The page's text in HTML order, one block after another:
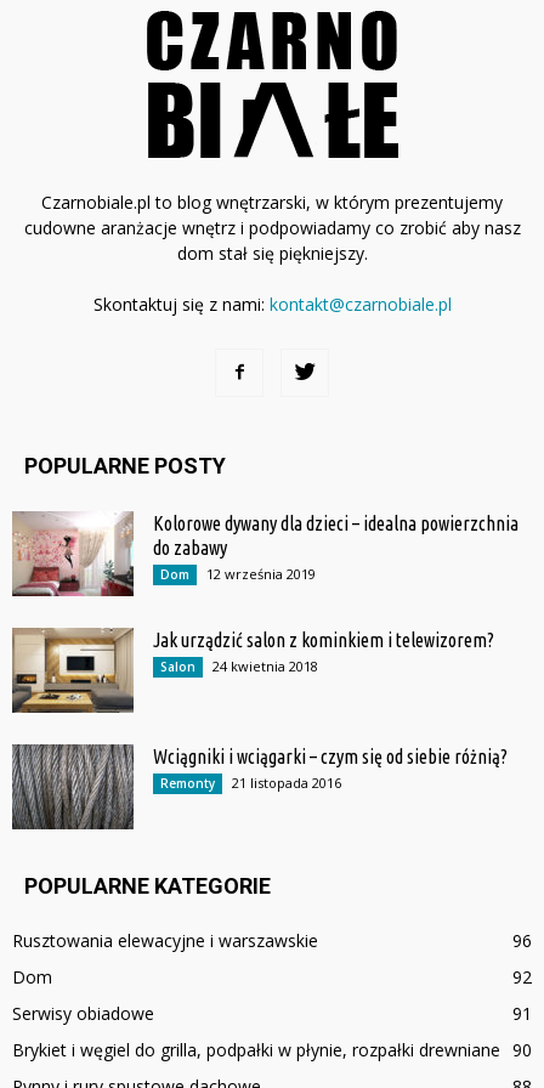
Czarnobiale.pl to blog wnętrzarski, w którym prezentujemy
cudowne aranżacje wnętrz i podpowiadamy co zrobić aby nasz
dom stał się piękniejszy.
Skontaktuj się z nami: kontakt@czarnobiale.pl
POPULARNE POSTY
Kolorowe dywany dla dzieci – idealna powierzchnia
do zabawy
Dom 12 września 2019
Jak urządzić salon z kominkiem i telewizorem?
Salon 24 kwietnia 2018
Wciągniki i wciągarki – czym się od siebie różnią?
Remonty 21 listopada 2016
POPULARNE KATEGORIE
Rusztowania elewacyjne i warszawskie
96
Dom
92
Serwisy obiadowe
91
Brykiet i węgiel do grilla, podpałki w płynie, rozpałki drewniane 90